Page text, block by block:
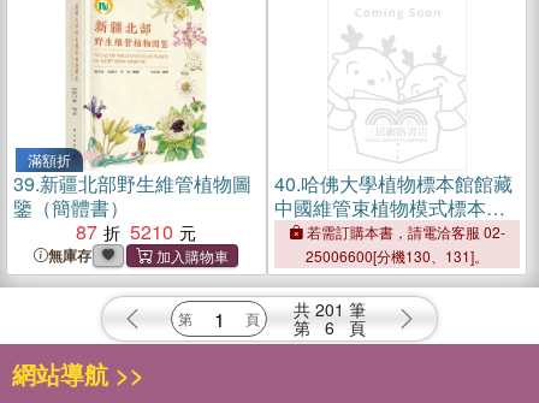
滿額折
39.新疆北部野生維管植物圖
鑒（簡體書）
87
5210
無庫存
40.哈佛大學植物標本館館藏
中國維管束植物模式標本集‧
第4卷（簡體書）
若需訂購本書，請電洽客服 02-
25006600[分機130、131]。
共 201 筆
第 6 頁
網站導航 >>